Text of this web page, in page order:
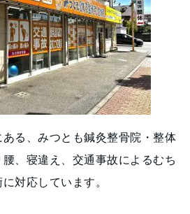
る、みつとも鍼灸整骨院・整体
、寝違え、交通事故によるむち
対応しています。